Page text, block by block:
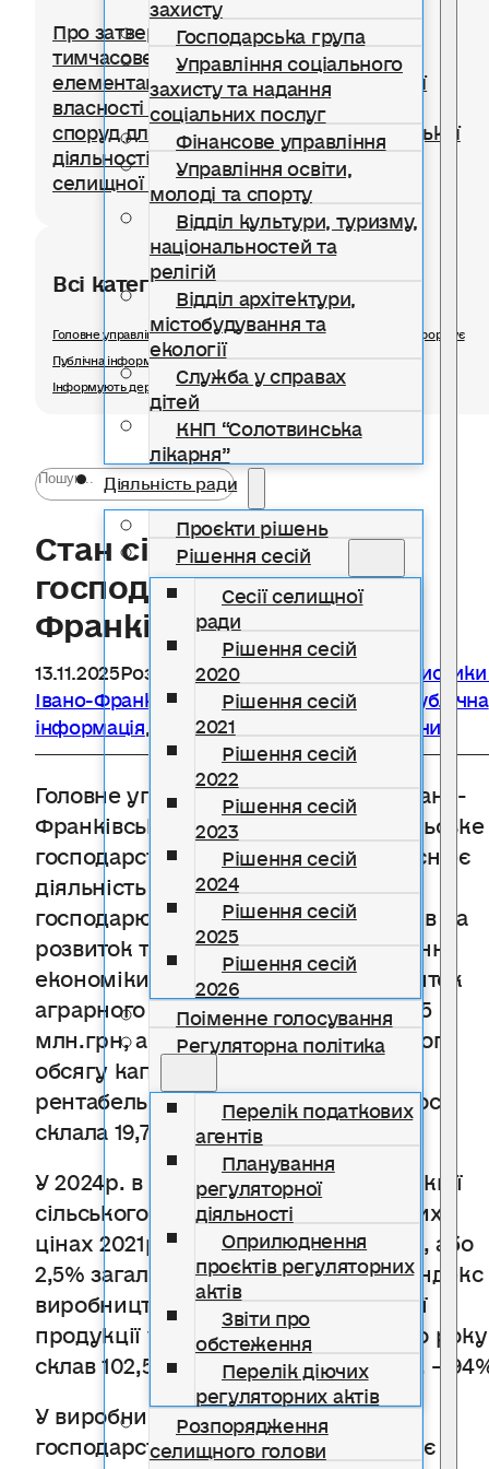
Господарська група
Управління соціального
захисту та надання
соціальних послуг
Фінансове управління
Управління освіти,
молоді та спорту
Відділ культури, туризму,
національностей та
релігій
Відділ архітектури,
містобудування та
екології
Служба у справах
дітей
КНП “Солотвинська
лікарня”
Діяльність ради
Проєкти рішень
Рішення сесій
Сесії селищної
ради
Рішення сесій
2020
Рішення сесій
2021
Рішення сесій
2022
Рішення сесій
2023
Рішення сесій
2024
Рішення сесій
2025
Рішення сесій
2026
Поіменне голосування
Регуляторна політика
Перелік податкових
агентів
Планування
регуляторної
діяльності
Оприлюднення
проєктів регуляторних
актів
Звіти про
обстеження
Перелік діючих
регуляторних актів
Розпорядження
селищного голови
Про затвердження Положення про
тимчасове користування окремими
елементами благоустрою комунальної
власності для розміщення тимчасових
споруд для провадження підприємницької
діяльності на території Солотвинської
селищної територіальної громади
Всі категорії розділу
Головне управління статистики в Івано-Франківській області інформує
Публічна інформація
Інформують державні органи
Стан сільського
господарства Івано-
Франківщини
13.11.2025Розділ Головне управління
Івано-Франківській області інформує Публічна
інформація Інформують державні органи
Головне управління статистики в Івано-
Франківській області інформує. Сільське
господарство області, в якому здійснює
діяльність близько тисячі суб’єктів
господарювання, має вагомий вплив на
розвиток та стабільне функціонування
економіки регіону. У 2024р. у розвиток
аграрного сектору спрямовано 2045
млн.грн, або 12,2% загальнообласного
обсягу капітальних інвестицій,
рентабельність операційної діяльності
склала 19,7%.
У 2024р. в області вироблено продукції
сільського господарства (у постійних
цінах 2021р.) на суму 26,8 млрд.грн, або
2,5% загальнодержавних обсягів. Індекс
виробництва сільськогосподарської
продукції у 2024р. до попереднього року
склав 102,5%, у січні–вересні 2025р. –
У виробництві продукції сільського
господарства традиційно переважає